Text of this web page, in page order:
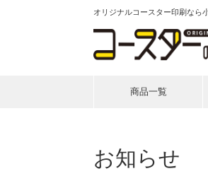
オリジナルコースター印刷なら
商品一覧
お知らせ